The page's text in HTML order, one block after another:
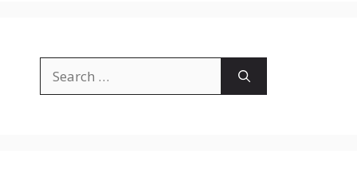
for: